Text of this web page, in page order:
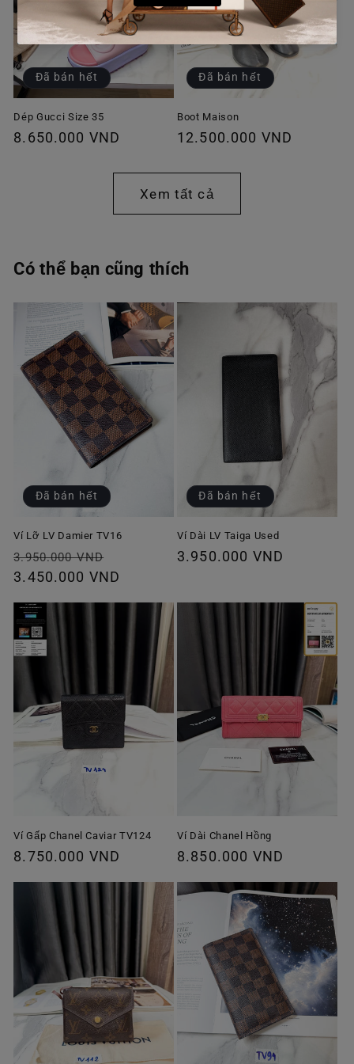
Đã bán hết
Dép Gucci Size 35
Giá
8.650.000 VND
Đã bán hết
Boot Maison
Giá
thường
12.500.000 VND
Xem tất cả
Có thể bạn cũng thích
Đã bán hết
Ví Lỡ LV Damier TV16
Giá
thông
3.950.000 VND
ưu
3.450.000 VND
Đã bán hết
Ví Dài LV Taiga Used
Giá
3.950.000 VND
Ví Gấp Chanel Caviar TV124
Giá
8.750.000 VND
Ví Dài Chanel Hồng
Giá
thường
8.850.000 VND